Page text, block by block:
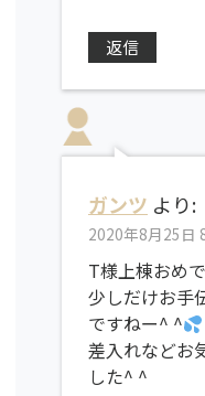
返信
ガンツ より:
2020年8月25日
T様上棟おめ
少しだけお手
ですねー^ ^
差入れなどお
した^ ^